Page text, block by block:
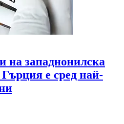
на западнонилска
е сред най-